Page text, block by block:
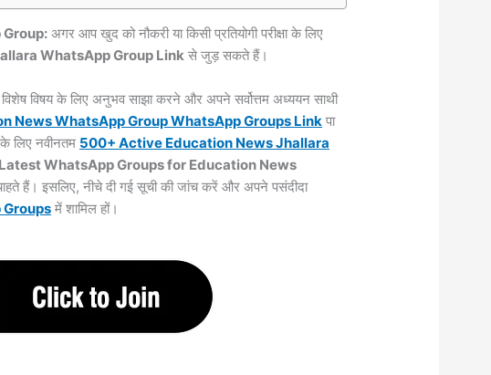
अगर आप खुद को नौकरी या किसी प्रतियोगी परीक्षा के लिए
WhatsApp Group Link से जुड़ सकते हैं।
विषय के लिए अनुभव साझा करने और अपने सर्वोत्तम अध्ययन साथी
News WhatsApp Group WhatsApp Groups Link पा
लिए नवीनतम 500+ Active Education News Jhallara
WhatsApp Groups for Education News
हैं। इसलिए, नीचे दी गई सूची की जांच करें और अपने पसंदीदा
Groups में शामिल हों।